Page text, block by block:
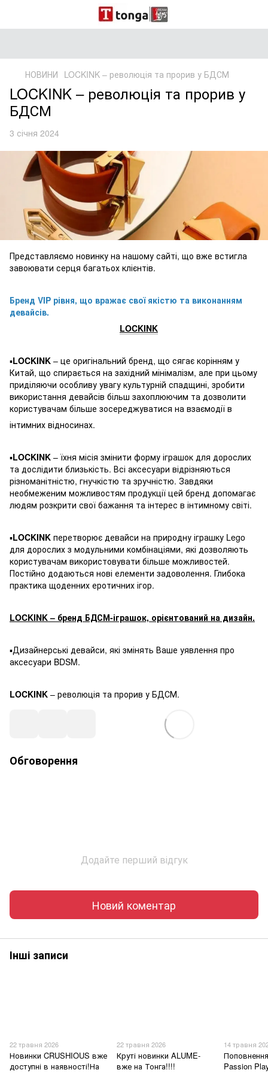
НОВИНИ LOCKINK – революція та прорив у БДСМ
LOCKINK – революція та прорив у
БДСМ
3 січня 2024
Представляємо новинку на нашому сайті, що вже встигла
завоювати серця багатьох клієнтів.
Бренд VIP рівня, що вражає свої якістю та виконанням
девайсів.
LOCKINK
▪️LOCKINK – це оригінальний бренд, що сягає корінням у
Китай, що спирається на західний мінімалізм, але при цьому
приділяючи особливу увагу культурній спадщині, зробити
використання девайсів більш захоплюючим та дозволити
користувачам більше зосереджуватися на взаємодії в
інтимних відносинах.
▪️LOCKINK – їхня місія змінити форму іграшок для дорослих
та дослідити близькість. Всі аксесуари відрізняються
різноманітністю, гнучкістю та зручністю. Завдяки
необмеженим можливостям продукції цей бренд допомагає
людям розкрити свої бажання та інтерес в інтимному світі.
▪️LOCKINK перетворює девайси на природну іграшку Lego
для дорослих з модульними комбінаціями, які дозволяють
користувачам використовувати більше можливостей.
Постійно додаються нові елементи задоволення. Глибока
практика щоденних еротичних ігор.
LOCKINK – бренд БДСМ-іграшок, орієнтований на дизайн.
▪️Дизайнерські девайси, які змінять Ваше уявлення про
аксесуари BDSM.
LOCKINK – революція та прорив у БДСМ.
Обговорення
Додайте перший відгук
Новий коментар
Інші записи
22 травня 2026
Новинки CRUSHIOUS вже
доступні в наявності!На
22 травня 2026
Круті новинки ALUME-
вже на Тонга!!!!
14 травня
Passion